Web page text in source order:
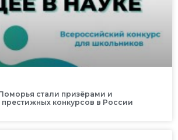
стали призёрами и
конкурсов в России